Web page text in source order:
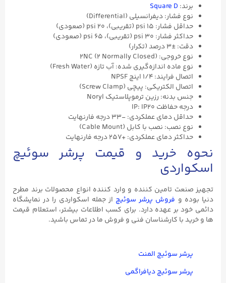
برند: Square D
نوع فشار: دیفرانسیلی (Differential)
حداقل فشار: ۱۵ psi (تقریبی)، ۲۰ psi (صعودی)
حداکثر فشار: ۳۰ psi (تقریبی)، ۶۵ psi (صعودی)
دقت: ±۳ درصد (تکرار)
نوع خروجی: 2NC (۲ Normally Closed)
نوع ماده اندازه‌گیری شده: آب تازه (Fresh Water)
اتصال فرایند: ۱/۴ اینچ NPSF
اتصال الکتریکی: پیچی (Screw Clamp)
جنس بدنه: رزین ترموپلاستیک Noryl
درجه حفاظت IP: IP20
حداقل دمای عملکردی: -۳۳ درجه فارنهایت
نوع نصب: نصب با کابل (Cable Mount)
حداکثر دمای عملکردی: +۲۵۷ درجه فارنهایت
نحوه خرید و قیمت پرشر سوئیچ
اسکواردی
تجهیز صنعت تامین کننده و وارد کننده انواع محصولات برند مطرح
دنیا بوده و فروش پرشر سوئیچ از جمله اسکواردی را در نمایشگاه
دائمی خود بر عهده دارد. برای کسب اطلاعات بیشتر، استعلام قیمت
ها و خرید با کارشناسان فنی و فروش ما در تماس باشید.
پرشر سوئیچ المنت
پرشر سوئیچ دیافراگمی